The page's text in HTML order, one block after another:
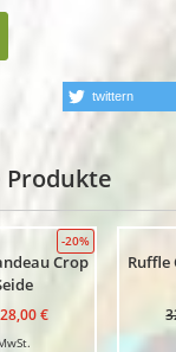
twittern
-20%
Crop
28,00€
Ruffle